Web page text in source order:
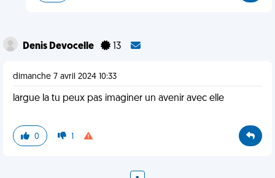
Denis Devocelle 13
dimanche 7 avril 2024 10:33
largue la tu peux pas imaginer un avenir avec elle
0 1